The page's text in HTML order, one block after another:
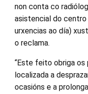
non conta co
asistencial do centro
urxencias ao día)
o reclama.
“Este feito obriga os
localizada a
ocasións e a